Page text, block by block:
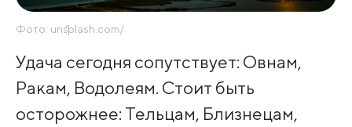
Фото: unsplash.com/
Удача сегодня сопутствует: Овнам,
Ракам, Водолеям. Стоит быть
осторожнее: Тельцам, Близнецам,